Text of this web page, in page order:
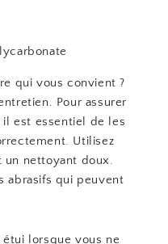
qui vous convient ?
Pour assurer
est essentiel de les
Utilisez
un nettoyant doux.
abrasifs qui peuvent
étui lorsque vous ne